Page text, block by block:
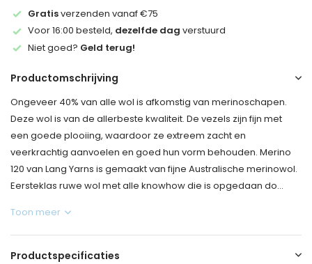
Gratisverzenden vanaf €75
Voor 16:00 besteld, dezelfde dag verstuurd
Niet goed? Geld terug!
Productomschrijving
Ongeveer 40% van alle wol is afkomstig van merinoschapen.
Deze wol is van de allerbeste kwaliteit. De vezels zijn fijn met
een goede plooiing, waardoor ze extreem zacht en
veerkrachtig aanvoelen en goed hun vorm behouden. Merino
120 van Lang Yarns is gemaakt van fijne Australische merinowol.
Eersteklas ruwe wol met alle knowhow die is opgedaan do...
Toon meer
Productspecificaties